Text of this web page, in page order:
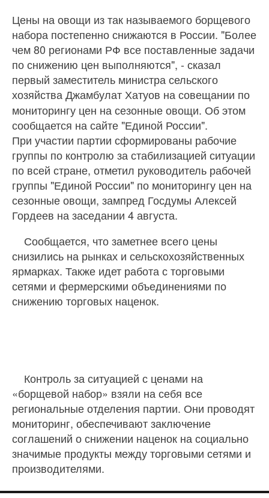
Цены на овощи из так называемого борщевого
набора постепенно снижаются в России. "Более
чем 80 регионами РФ все поставленные задачи
по снижению цен выполняются", - сказал
первый заместитель министра сельского
хозяйства Джамбулат Хатуов на совещании по
мониторингу цен на сезонные овощи. Об этом
сообщается на сайте "Единой России".
При участии партии сформированы рабочие
группы по контролю за стабилизацией ситуации
по всей стране, отметил руководитель рабочей
группы "Единой России" по мониторингу цен на
сезонные овощи, зампред Госдумы Алексей
Гордеев на заседании 4 августа.
Сообщается, что заметнее всего цены
снизились на рынках и сельскохозяйственных
ярмарках. Также идет работа с торговыми
сетями и фермерскими объединениями по
снижению торговых наценок.
Контроль за ситуацией с ценами на
«борщевой набор» взяли на себя все
региональные отделения партии. Они проводят
мониторинг, обеспечивают заключение
соглашений о снижении наценок на социально
значимые продукты между торговыми сетями и
производителями.